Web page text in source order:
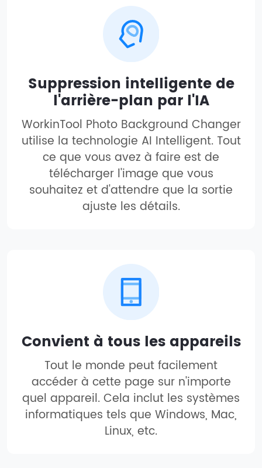
Suppression intelligente de
l'arrière-plan par l'IA
WorkinTool Photo Background Changer
utilise la technologie AI Intelligent. Tout
ce que vous avez à faire est de
télécharger l'image que vous
souhaitez et d'attendre que la sortie
ajuste les détails.
Convient à tous les appareils
Tout le monde peut facilement
accéder à cette page sur n'importe
quel appareil. Cela inclut les systèmes
informatiques tels que Windows, Mac,
Linux, etc.